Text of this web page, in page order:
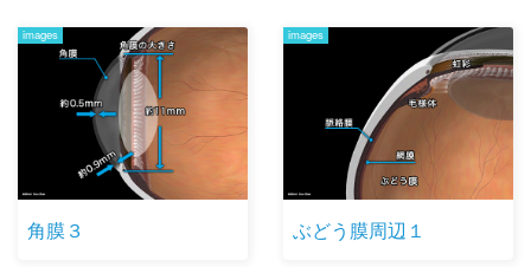
images
角膜３
images
ぶどう膜周辺１